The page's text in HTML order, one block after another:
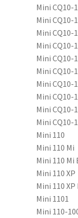
Mini CQ10-
Mini CQ10-
Mini CQ10-
Mini CQ10-
Mini CQ10-
Mini CQ10-
Mini CQ10-
Mini CQ10-
Mini CQ10-
Mini CQ10-
Mini 110
Mini 110 Mi
Mini 110 Mi
Mini 110 XP
Mini 110
Mini 1101
Mini 110-